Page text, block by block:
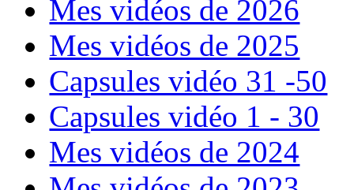
Mes vidéos de 2026
Mes vidéos de 2025
Capsules vidéo 31 -50
Capsules vidéo 1 - 30
Mes vidéos de 2024